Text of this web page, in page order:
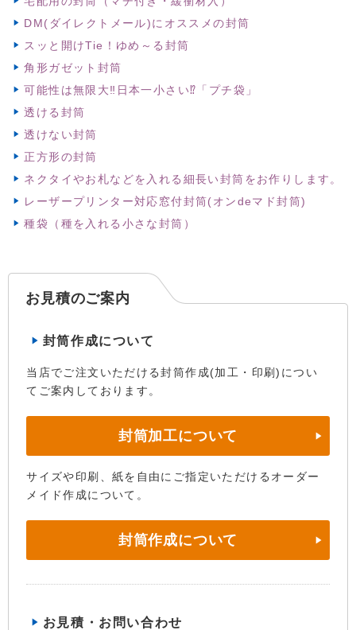
DM(ダイレクトメール)にオススメの封筒
スッと開けTie！ゆめ～る封筒
角形ガゼット封筒
可能性は無限大‼日本一小さい⁉「プチ袋」
透ける封筒
透けない封筒
正方形の封筒
ネクタイやお札などを入れる細長い封筒をお作りします。
レーザープリンター対応窓付封筒(オンdeマド封筒)
種袋（種を入れる小さな封筒）
お見積のご案内
封筒作成について
当店でご注文いただける封筒作成(加工・印刷)につい
てご案内しております。
封筒加工について
サイズや印刷、紙を自由にご指定いただけるオーダー
メイド作成について。
封筒作成について
お見積・お問い合わせ